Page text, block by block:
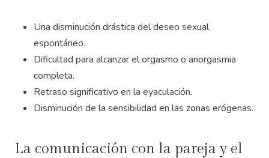
Una disminución drástica del deseo sexual
espontáneo.
Dificultad para alcanzar el orgasmo o anorgasmia
completa.
Retraso significativo en la eyaculación.
Disminución de la sensibilidad en las zonas erógenas.
La comunicación con la pareja y el